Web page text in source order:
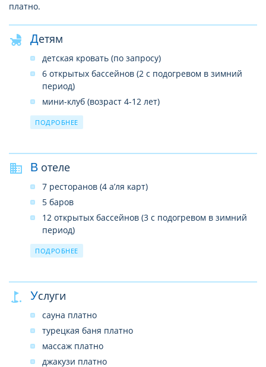
платно.
Детям
детская кровать (по запросу)
6 открытых бассейнов (2 с подогревом в зимний
период)
мини-клуб (возраст 4-12 лет)
8 водных горок
услуги няни (платно, по запросу)
детское меню
детская площадка
развлекательные программы
ПОДРОБНЕЕ
В отеле
7 ресторанов (4 а’ля карт)
5 баров
12 открытых бассейнов (3 с подогревом в зимний
период)
22 водные горки
4 теннисных корта (с тартановым покрытием)
салон красоты
прачечная
почтовые услуги
ПОДРОБНЕЕ
Услуги
сауна платно
турецкая баня платно
массаж платно
джакузи платно